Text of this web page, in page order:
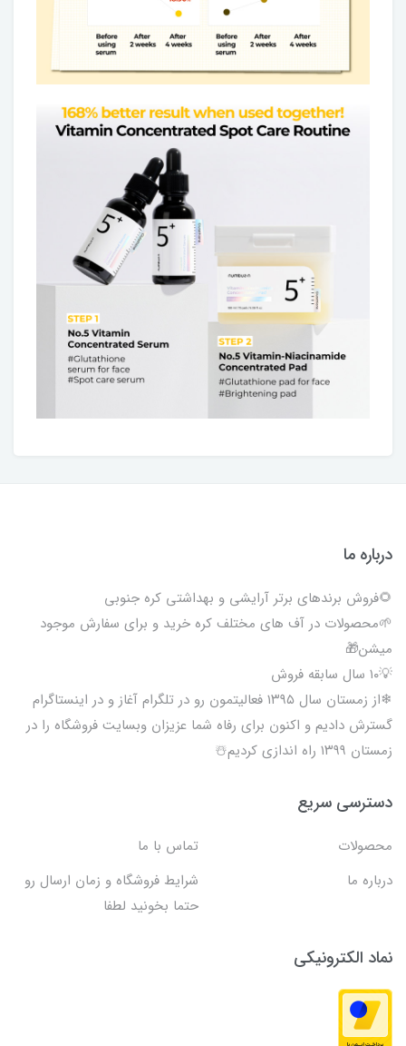
درباره ما
🌻فروش برندهای برتر آرایشی و بهداشتی کره جنوبی
🌱محصولات در آف های مختلف کره خرید و برای سفارش موجود
میشن🎁
💡۱۰ سال سابقه فروش
❄از زمستان سال ۱۳۹۵ فعالیتمون رو در تلگرام آغاز و در اینستاگرام
گسترش دادیم و اکنون برای رفاه شما عزیزان وبسایت فروشگاه را در
زمستان ۱۳۹۹ راه اندازی کردیم☃️
دسترسی سریع
محصولات
تماس با ما
درباره ما
شرایط فروشگاه و زمان ارسال رو
حتما بخونید لطفا
نماد الکترونیکی